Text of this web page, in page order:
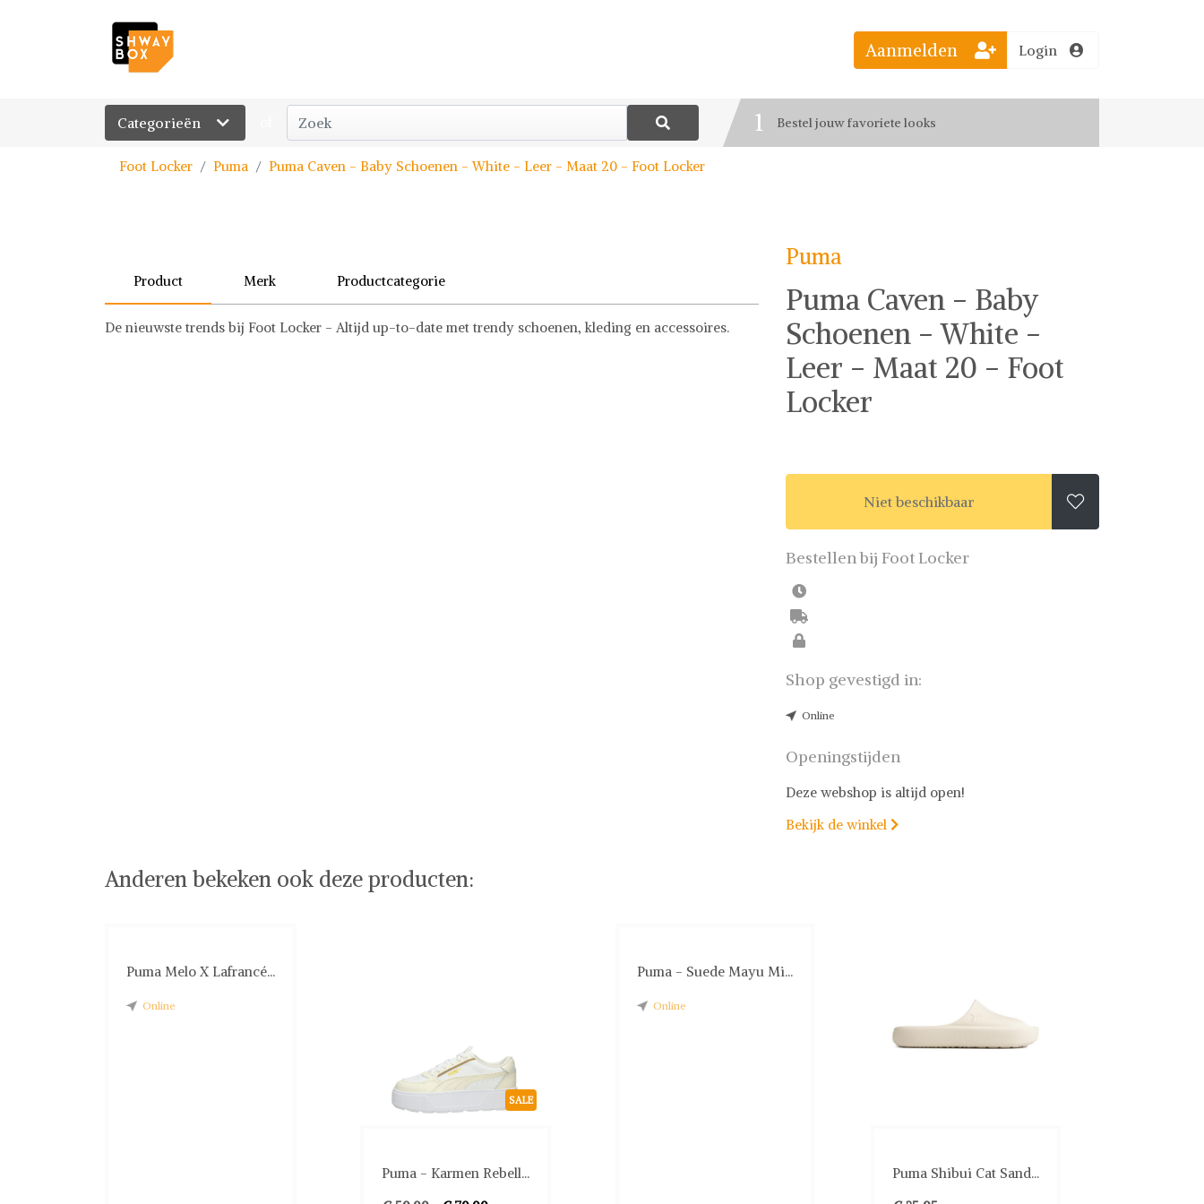
Categorieën 1 Bestel jouw favoriete looks
Aanmelden Login
Foot Locker Puma Puma Caven - Baby Schoenen - White - Leer - Maat 20 - Foot Locker
Product Merk Productcategorie
De nieuwste trends bij Foot Locker - Altijd up-to-date met trendy schoenen, kleding en accessoires.
Puma
Puma Caven - Baby
Schoenen - White -
Leer - Maat 20 - Foot
Locker
Niet beschikbaar 
Bestellen bij Foot Locker
Shop gevestigd in:
Online
Openingstijden
Deze webshop is altijd open!
Bekijk de winkel 
Anderen bekeken ook deze producten:
Puma Melo X Lafrancé...
Online
SALE
Puma - Karmen Rebell...
Puma - Suede Mayu Mi...
Online
Puma Shibui Cat Sand...